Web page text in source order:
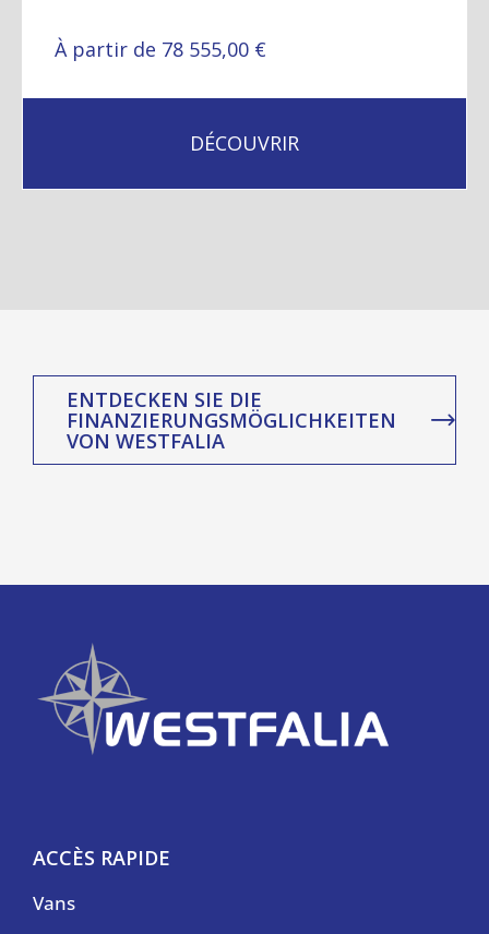
À partir de 78 555,00 €
DÉCOUVRIR
ENTDECKEN SIE DIE
FINANZIERUNGSMÖGLICHKEITEN
VON WESTFALIA
ACCÈS RAPIDE
Vans